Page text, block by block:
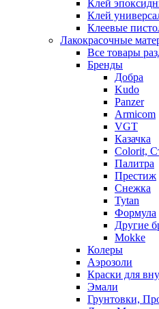
Клей
Клей
Клеевые
Лакокрасочные
Все товары
Бренды
Добра
Kudo
Panzer
Armicom
VGT
Казачка
Colorit,
Палитра
Престиж
Снежка
Tytan
Формула
Другие
Mokke
Колеры
Аэрозоли
Краски для
Эмали
Грунтовки,